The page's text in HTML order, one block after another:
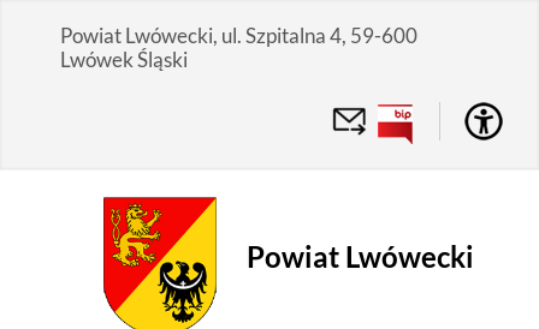
Powiat Lwówecki, ul. Szpitalna 4, 59-600
Lwówek Śląski
Powiat Lwówecki